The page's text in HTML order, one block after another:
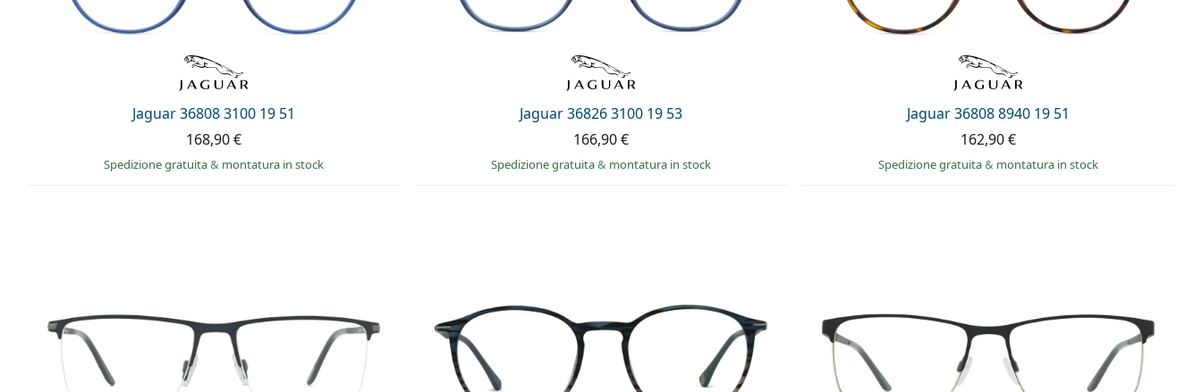
Jaguar 36808 3100 19 51
168,90 €
Spedizione gratuita& montatura in stock
Jaguar 36826 3100 19 53
166,90 €
Spedizione gratuita& montatura in stock
Jaguar 36808 8940 19 51
162,90 €
Spedizione gratuita& montatura in stock